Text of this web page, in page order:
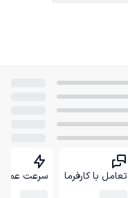
تعامل با کارفرما سرعت عمل